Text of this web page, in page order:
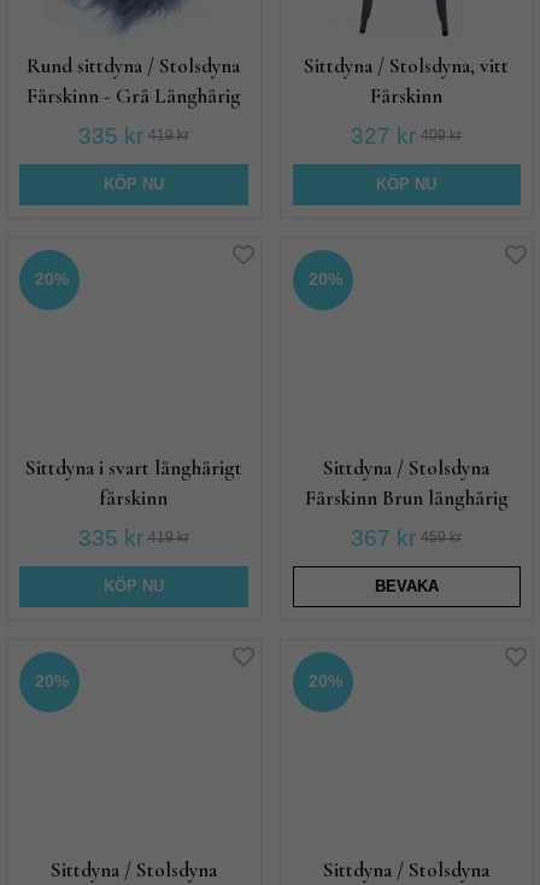
Rund sittdyna / Stolsdyna
Fårskinn - Grå Långhårig
335 kr 419 kr
KÖP NU
Sittdyna / Stolsdyna, vitt
Fårskinn
327 kr 409 kr
KÖP NU
20%
Sittdyna i svart långhårigt
fårskinn
335 kr 419 kr
KÖP NU
20%
Sittdyna / Stolsdyna
Fårskinn Brun långhårig
367 kr 459 kr
BEVAKA
20%
Sittdyna / Stolsdyna
20%
Sittdyna / Stolsdyna